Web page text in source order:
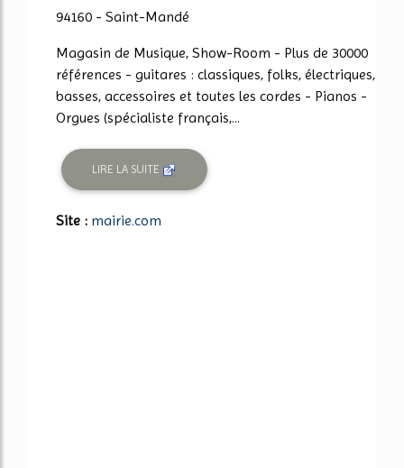
94160 - Saint-Mandé
Magasin de Musique, Show-Room - Plus de 30000
références - guitares : classiques, folks, électriques,
basses, accessoires et toutes les cordes - Pianos -
Orgues (spécialiste français,...
LIRE LA SUITE
Site : mairie.com